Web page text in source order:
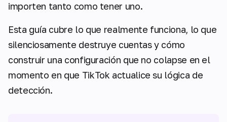
importen tanto como tener uno.
Esta guía cubre lo que realmente funciona, lo que
silenciosamente destruye cuentas y cómo
construir una configuración que no colapse en el
momento en que TikTok actualice su lógica de
detección.